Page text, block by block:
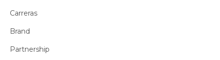
Carreras
Brand
Partnership